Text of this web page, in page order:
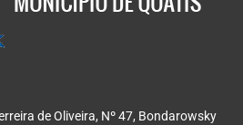
de Oliveira, Nº 47, Bondarowsky